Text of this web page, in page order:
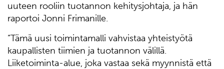
uuteen rooliin tuotannon kehitysjohtaja, ja hän
raportoi Jonni Frimanille.
“Tämä uusi toimintamalli vahvistaa yhteistyötä
kaupallisten tiimien ja tuotannon välillä.
Liiketoiminta-alue, joka vastaa sekä myynnistä että